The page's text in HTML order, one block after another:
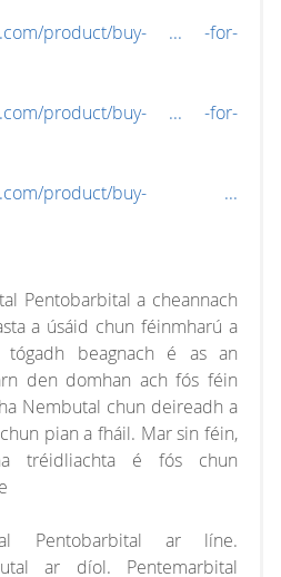
product/buy- ... -for-
product/buy- ... -for-
product/buy- ...
Pentobarbital a cheannach
a úsáid chun féinmharú a
tógadh beagnach é as an
den domhan ach fós féin
Nembutal chun deireadh a
pian a fháil. Mar sin féin,
tréidliachta é fós chun
Pentobarbital ar líne.
ar díol. Pentemarbital